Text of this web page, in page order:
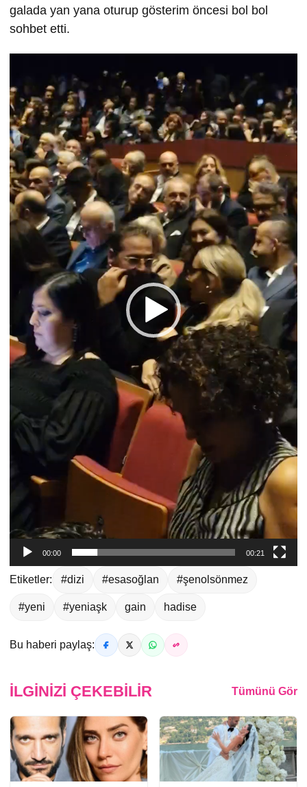
galada yan yana oturup gösterim öncesi bol bol
sohbet etti.
00:00 00:21
Etiketler: #dizi #esasoğlan #şenolsönmez
#yeni #yeniaşk gain hadise
Bu haberi paylaş:
İLGINIZI ÇEKEBILIR Tümünü Gör